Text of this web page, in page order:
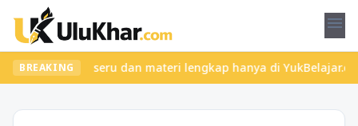
menu
BREAKING
kelas seru dan materi lengkap hanya di YukBelajar.com.